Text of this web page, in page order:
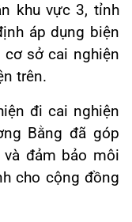
khu vực 3, tỉnh
áp dụng biện
cơ sở cai nghiện
trên.
đi cai nghiện
Bằng đã góp
đảm bảo môi
cho cộng đồng